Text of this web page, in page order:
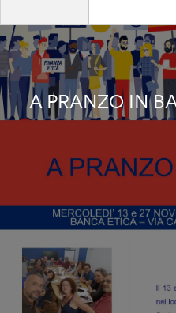
A PRANZO IN